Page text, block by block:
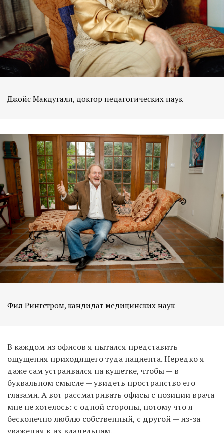
Джойс Макдугалл, доктор педагогических наук
Фил Рингстром, кандидат медицинских наук
В каждом из офисов я пытался представить
ощущения приходящего туда пациента. Нередко я
даже сам устраивался на кушетке, чтобы — в
буквальном смысле — увидеть пространство его
глазами. А вот рассматривать офисы с позиции врача
мне не хотелось: с одной стороны, потому что я
бесконечно люблю собственный, с другой — из-за